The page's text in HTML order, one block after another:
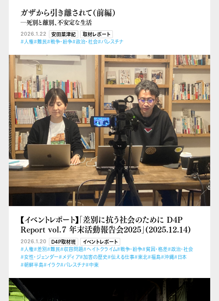
ガザから引き離されて（前編）
―死別と離別、不安定な生活
2026.1.22 安田菜津紀
取材レポート
#人権#難民#戦争・紛争#政治・社会#パレスチナ
【イベントレポート】「差別に抗う社会のために D4P
Report vol.７ 年末活動報告会2025」(2025.12.14)
2026.1.20 D4P取材班
イベントレポート
#人権#差別#難民#収容問題#ヘイトクライム#戦争・紛争#貧困・格差#政治・社会
#女性・ジェンダー#メディア#加害の歴史#伝える仕事#東北#福島#沖縄#日本
#朝鮮半島#イラク#パレスチナ#中東